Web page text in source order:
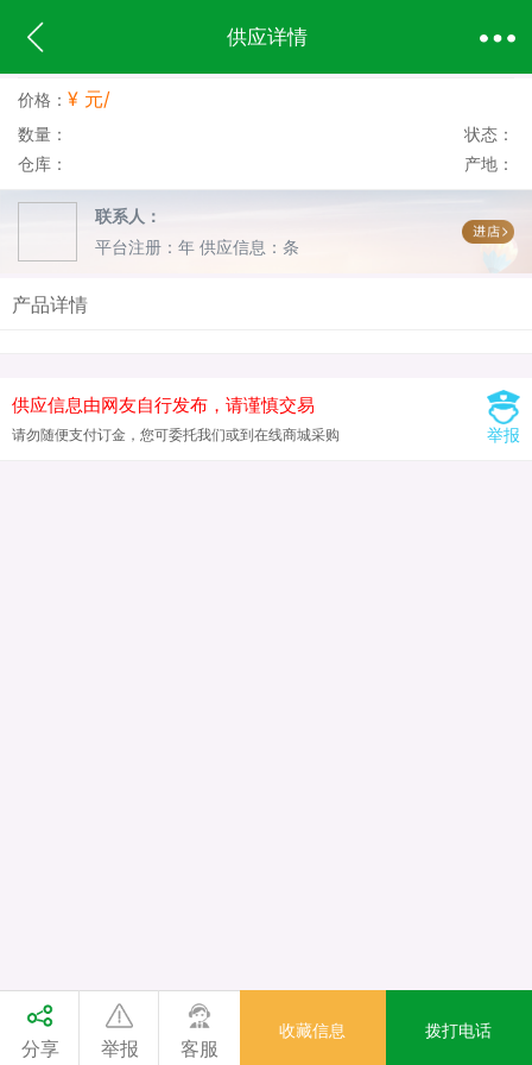
供应详情
分享 举报 客服
收藏信息 拨打电话
价格： ¥ 元/
数量：
仓库：
状态：
产地：
联系人：
平台注册：年 供应信息：条
产品详情
举报
供应信息由网友自行发布，请谨慎交易
请勿随便支付订金，您可委托我们或到在线商城采购